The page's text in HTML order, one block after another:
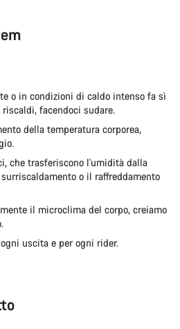
o in condizioni di caldo intenso fa sì
facendoci sudare.
della temperatura corporea,
che trasferiscono l'umidità dalla
o il raffreddamento
il microclima del corpo, creiamo
uscita e per ogni rider.